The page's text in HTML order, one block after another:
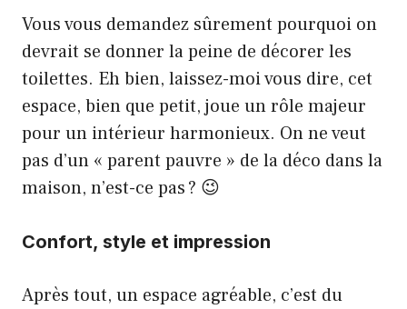
Vous vous demandez sûrement pourquoi on
devrait se donner la peine de décorer les
toilettes. Eh bien, laissez-moi vous dire, cet
espace, bien que petit, joue un rôle majeur
pour un intérieur harmonieux. On ne veut
pas d’un « parent pauvre » de la déco dans la
maison, n’est-ce pas ? 😉
Confort, style et impression
Après tout, un espace agréable, c’est du